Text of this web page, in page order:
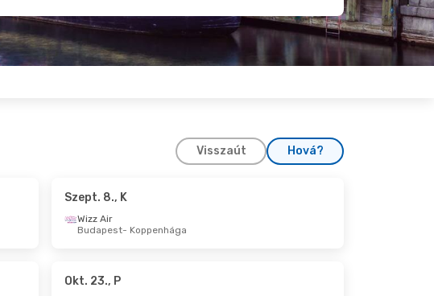
Visszaút Hová?
Szept. 8., K
Wizz Air
Budapest- Koppenhága
Okt. 23., P